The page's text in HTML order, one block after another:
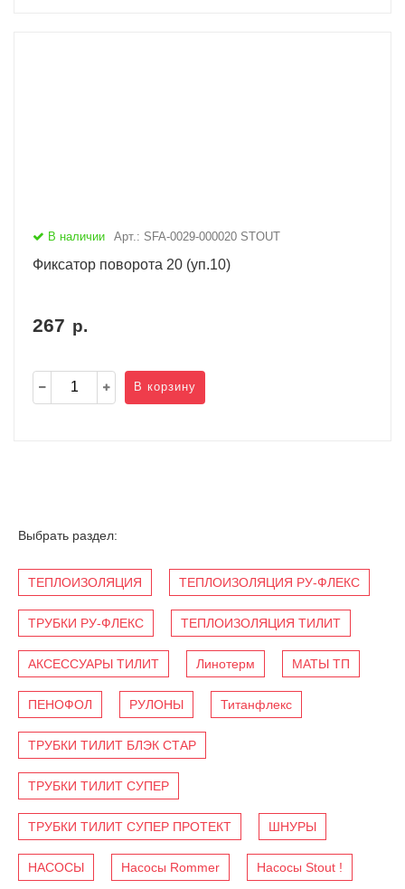
В наличии Арт.: SFA-0029-000020 STOUT
Фиксатор поворота 20 (уп.10)
267 р.
В корзину
Выбрать раздел:
ТЕПЛОИЗОЛЯЦИЯ ТЕПЛОИЗОЛЯЦИЯ РУ-ФЛЕКС
ТРУБКИ РУ-ФЛЕКС ТЕПЛОИЗОЛЯЦИЯ ТИЛИТ
АКСЕССУАРЫ ТИЛИТ Линотерм МАТЫ ТП
ПЕНОФОЛ РУЛОНЫ Титанфлекс
ТРУБКИ ТИЛИТ БЛЭК СТАР
ТРУБКИ ТИЛИТ СУПЕР
ТРУБКИ ТИЛИТ СУПЕР ПРОТЕКТ ШНУРЫ
НАСОСЫ Насосы Rommer Насосы Stout !